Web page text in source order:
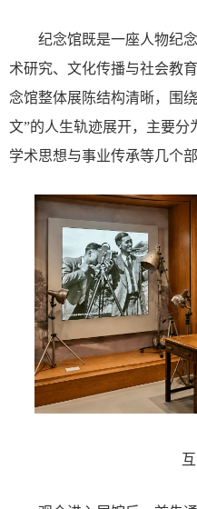
纪念馆既是一座人物纪
术研究、文化传播与社会教
念馆整体展陈结构清晰，围
文”的人生轨迹展开，主要分
学术思想与事业传承等几个部